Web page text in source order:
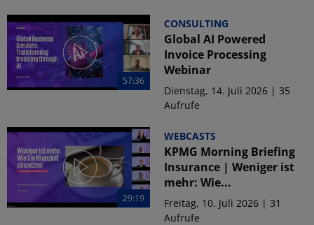
57:36
CONSULTING
Global AI Powered
Invoice Processing
Webinar
Dienstag, 14. Juli 2026 | 35
Aufrufe
29:19
WEBCASTS
KPMG Morning Briefing
Insurance | Weniger ist
mehr: Wie...
Freitag, 10. Juli 2026 | 31
Aufrufe